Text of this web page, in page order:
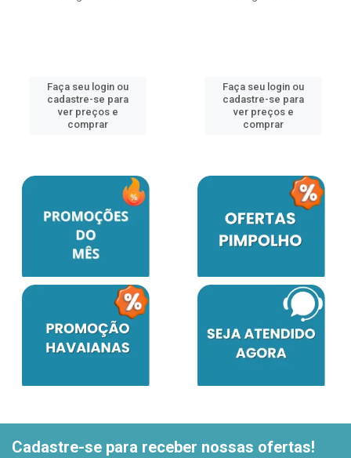
Faça seu login ou
cadastre-se para
ver preços e
comprar
Faça seu login ou
cadastre-se para
ver preços e
comprar
Cadastre-se para receber nossas ofertas!